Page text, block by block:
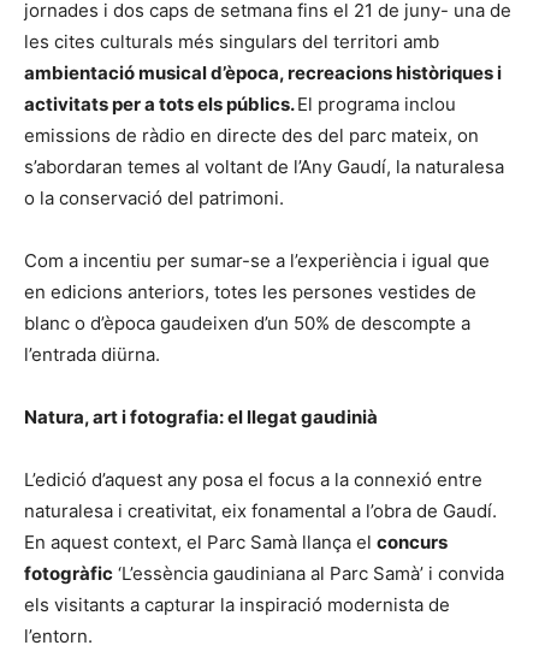
jornades i dos caps de setmana fins el 21 de juny- una de
les cites culturals més singulars del territori amb
ambientació musical d’època, recreacions històriques i
activitats per a tots els públics.El programa inclou
emissions de ràdio en directe des del parc mateix, on
s’abordaran temes al voltant de l’Any Gaudí, la naturalesa
o la conservació del patrimoni.
Com a incentiu per sumar-se a l’experiència i igual que
en edicions anteriors, totes les persones vestides de
blanc o d’època gaudeixen d’un 50% de descompte a
l’entrada diürna.
Natura, art i fotografia: el llegat gaudinià
L’edició d’aquest any posa el focus a la connexió entre
naturalesa i creativitat, eix fonamental a l’obra de Gaudí.
En aquest context, el Parc Samà llança el concurs
fotogràfic ‘L’essència gaudiniana al Parc Samà’ i convida
els visitants a capturar la inspiració modernista de
l’entorn.